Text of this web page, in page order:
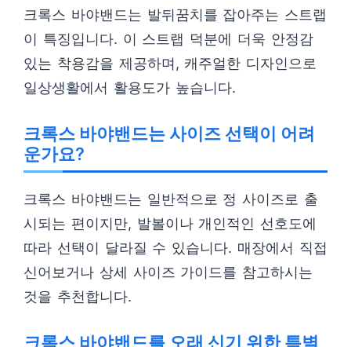
크록스 바야밴드는 발뒤꿈치를 잡아주는 스트랩
이 특징입니다. 이 스트랩 덕분에 더욱 안정감
있는 착용감을 제공하며, 캐주얼한 디자인으로
일상생활에서 활용도가 높습니다.
크록스 바야밴드는 사이즈 선택이 어려
운가요?
크록스 바야밴드는 일반적으로 정 사이즈로 출
시되는 편이지만, 발볼이나 개인적인 선호도에
따라 선택이 달라질 수 있습니다. 매장에서 직접
신어보거나 상세 사이즈 가이드를 참고하시는
것을 추천합니다.
크록스 바야밴드를 오래 신기 위한 특별